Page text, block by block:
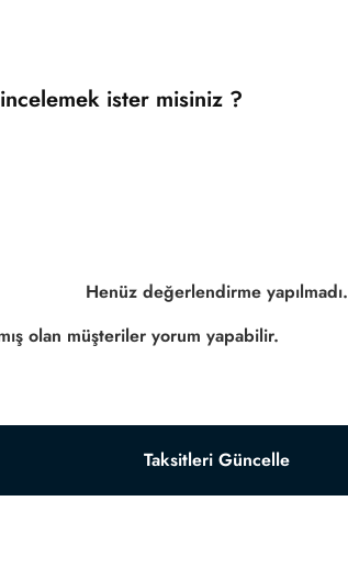
ister misiniz ?
Henüz değerlendirme yapılmadı.
olan müşteriler yorum yapabilir.
Taksitleri Güncelle